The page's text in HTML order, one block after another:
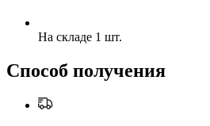
На складе 1 шт.
Способ получения